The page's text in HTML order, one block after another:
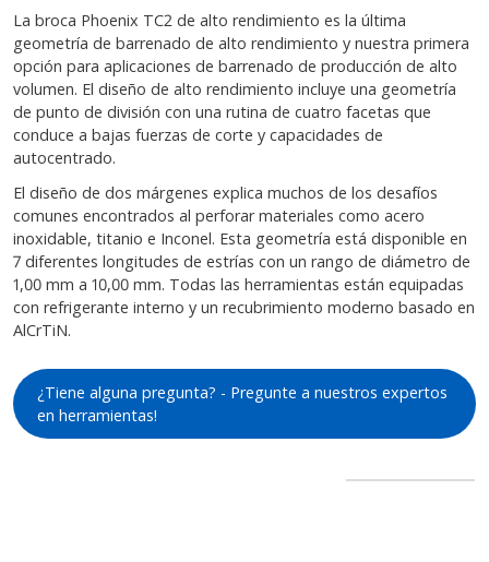
La broca Phoenix TC2 de alto rendimiento es la última
geometría de barrenado de alto rendimiento y nuestra primera
opción para aplicaciones de barrenado de producción de alto
volumen. El diseño de alto rendimiento incluye una geometría
de punto de división con una rutina de cuatro facetas que
conduce a bajas fuerzas de corte y capacidades de
autocentrado.
El diseño de dos márgenes explica muchos de los desafíos
comunes encontrados al perforar materiales como acero
inoxidable, titanio e Inconel. Esta geometría está disponible en
7 diferentes longitudes de estrías con un rango de diámetro de
1,00 mm a 10,00 mm. Todas las herramientas están equipadas
con refrigerante interno y un recubrimiento moderno basado en
AlCrTiN.
¿Tiene alguna pregunta? - Pregunte a nuestros expertos
en herramientas!